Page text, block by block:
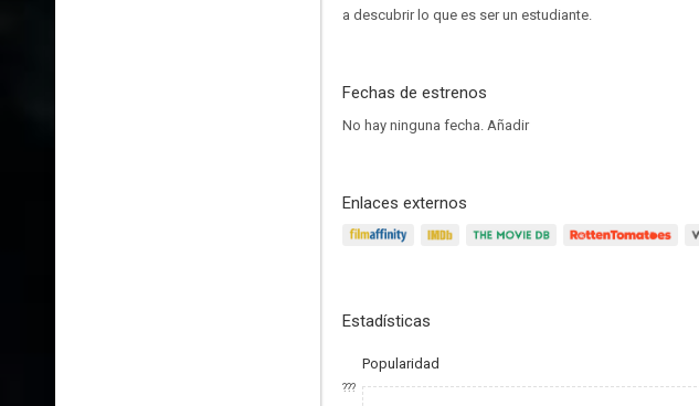
a descubrir lo que es ser un estudiante.
Fechas de estrenos
No hay ninguna fecha. Añadir
Enlaces externos
Estadísticas
Popularidad
???